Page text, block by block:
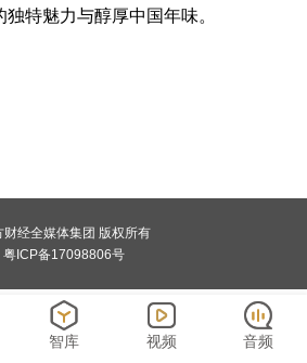
特魅力与醇厚中国年味。
财经全媒体集团 版权所有
粤ICP备17098806号
智库 视频 音频